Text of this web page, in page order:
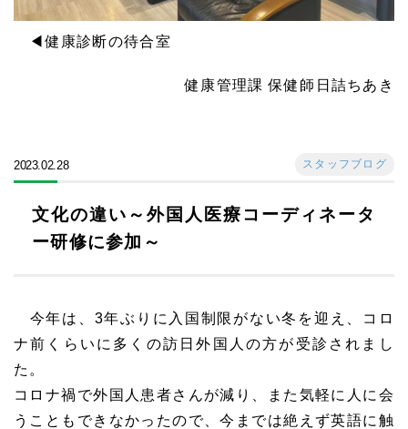
◀健康診断の待合室
健康管理課 保健師日詰ちあき
2023.02.28 スタッフブログ
文化の違い～外国人医療コーディネータ
ー研修に参加～
今年は、3年ぶりに入国制限がない冬を迎え、コロ
ナ前くらいに多くの訪日外国人の方が受診されまし
た。
コロナ禍で外国人患者さんが減り、また気軽に人に会
うこともできなかったので、今までは絶えず英語に触